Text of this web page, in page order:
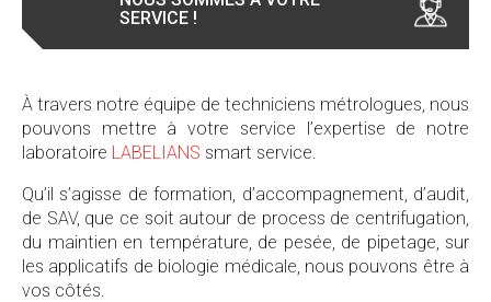
SERVICE !
À travers notre équipe de techniciens métrologues, nous
pouvons mettre à votre service l’expertise de notre
laboratoire LABELIANS smart service.
Qu’il s’agisse de formation, d’accompagnement, d’audit,
de SAV, que ce soit autour de process de centrifugation,
du maintien en température, de pesée, de pipetage, sur
les applicatifs de biologie médicale, nous pouvons être à
vos côtés.